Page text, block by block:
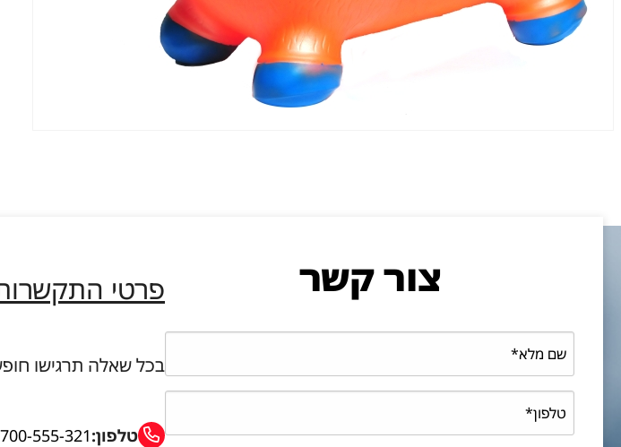
צור קשר פרטי
בכל שאלה תרגישו
טלפון:555-321